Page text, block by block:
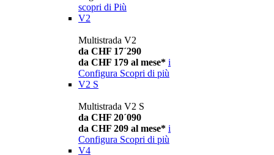
scopri di Più
V2
Multistrada V2
da CHF 17´290
da CHF 179 al mese* i
Configura Scopri di più
V2 S
Multistrada V2 S
da CHF 20´090
da CHF 209 al mese* i
Configura Scopri di più
V4